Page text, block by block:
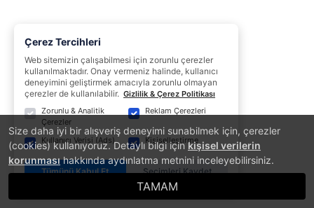
Size daha iyi bir alışveriş deneyimi sunabilmek için, çerezler
(cookies) kullanıyoruz. Detaylı bilgi içinkişisel verilerin
korunmasıhakkında aydınlatma metnini inceleyebilirsiniz.
TAMAM
Çerez Tercihleri
Web sitemizin çalışabilmesi için zorunlu çerezler
kullanılmaktadır. Onay vermeniz halinde, kullanıcı
deneyimini geliştirmek amacıyla zorunlu olmayan
çerezler de kullanılabilir. Gizlilik & Çerez Politikası
Zorunlu & Analitik
Çerezler
Reklam Çerezleri
Kullanıcı Verisi (Ads) Kişiselleştirme
Tümünü Kabul Et Seçimleri Kaydet